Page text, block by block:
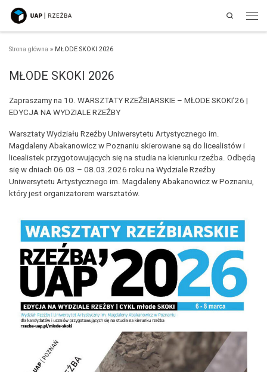
Przejdź do treści
Search
Strona główna » MŁODE SKOKI 2026
MŁODE SKOKI 2026
Zapraszamy na 10. WARSZTATY RZEŹBIARSKIE – MŁODE SKOKI’26 |
EDYCJA NA WYDZIALE RZEŹBY
Warsztaty Wydziału Rzeźby Uniwersytetu Artystycznego im.
Magdaleny Abakanowicz w Poznaniu skierowane są do licealistów i
licealistek przygotowujących się na studia na kierunku rzeźba. Odbędą
się w dniach 06.03 – 08.03.2026 roku na Wydziale Rzeźby
Uniwersytetu Artystycznego im. Magdaleny Abakanowicz w Poznaniu,
który jest organizatorem warsztatów.